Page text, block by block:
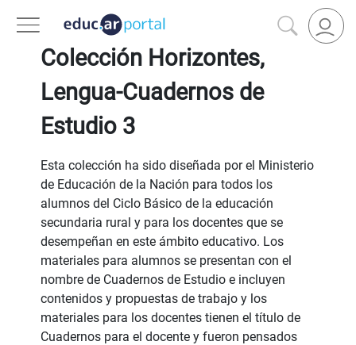
VOLVER A FILTROS
Colección Horizontes,
Lengua-Cuadernos de
Estudio 3
Esta colección ha sido diseñada por el Ministerio
de Educación de la Nación para todos los
alumnos del Ciclo Básico de la educación
secundaria rural y para los docentes que se
desempeñan en este ámbito educativo. Los
materiales para alumnos se presentan con el
nombre de Cuadernos de Estudio e incluyen
contenidos y propuestas de trabajo y los
materiales para los docentes tienen el título de
Cuadernos para el docente y fueron pensados